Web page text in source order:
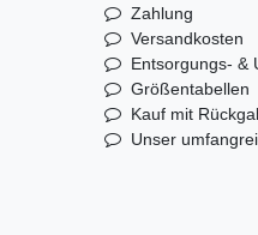
Zahlung
Versandkosten
Entsorgungs- &
Größentabellen
Kauf mit
Unser